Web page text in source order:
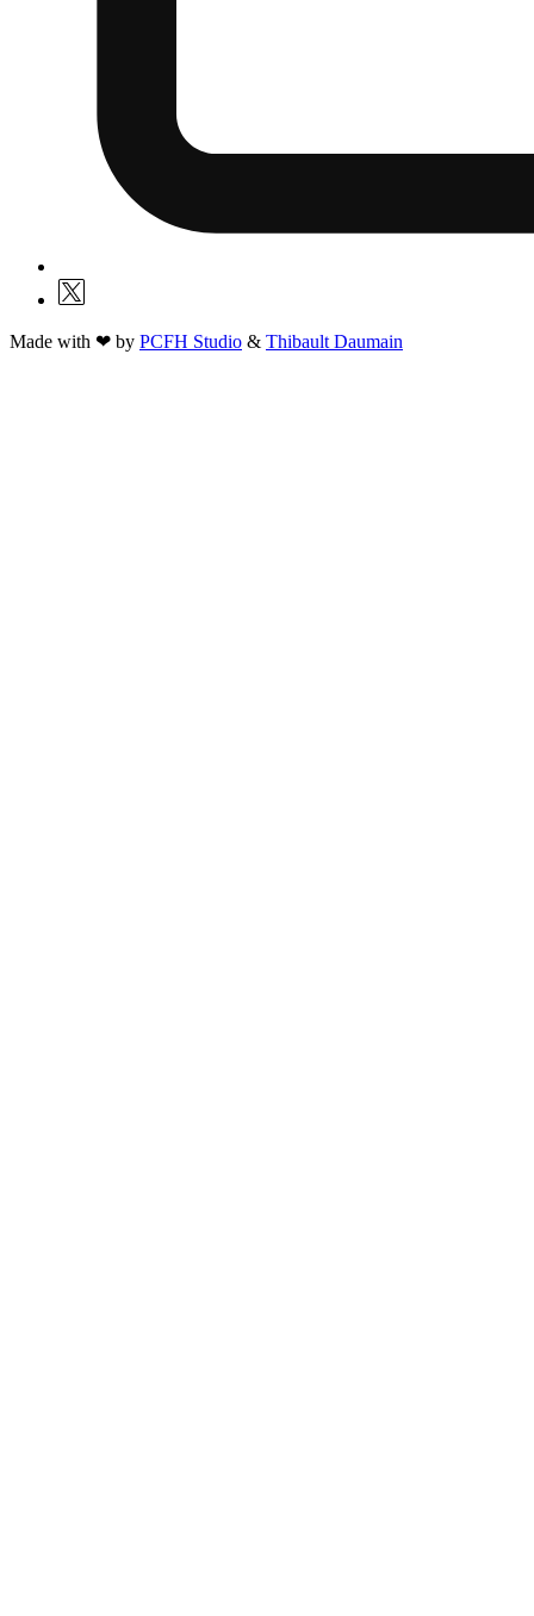
Made with ❤ by PCFH Studio & Thibault Daumain